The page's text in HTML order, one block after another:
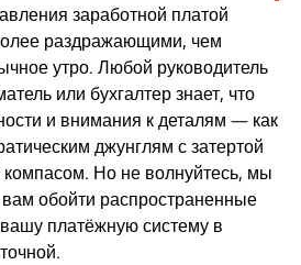
заработной платой
раздражающими, чем
утро. Любой руководитель
или бухгалтер знает, что
и внимания к деталям — как
джунглям с затертой
Но не волнуйтесь, мы
обойти распространенные
платёжную систему в